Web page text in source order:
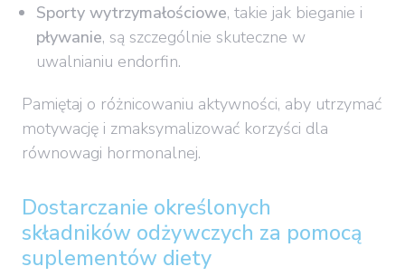
Sporty wytrzymałościowe, takie jak bieganie i
pływanie, są szczególnie skuteczne w
uwalnianiu endorfin.
Pamiętaj o różnicowaniu aktywności, aby utrzymać
motywację i zmaksymalizować korzyści dla
równowagi hormonalnej.
Dostarczanie określonych
składników odżywczych za pomocą
suplementów diety